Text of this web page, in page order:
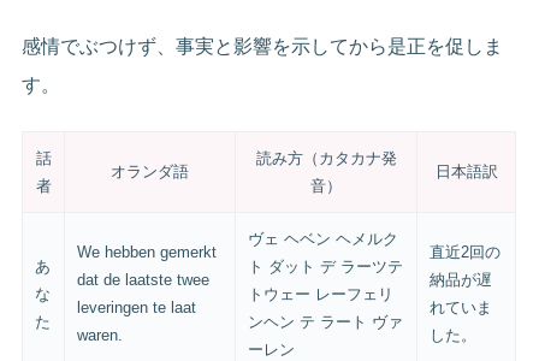
感情でぶつけず、事実と影響を示してから是正を促しま
す。
話
者
オランダ語
読み方（カタカナ発
音）
日本語訳
あ
な
た
We hebben gemerkt
dat de laatste twee
leveringen te laat
waren.
ヴェ ヘベン ヘメルク
ト ダット デ ラーツテ
トウェー レーフェリ
ンヘン テ ラート ヴァ
ーレン
直近2回の
納品が遅
れていま
した。